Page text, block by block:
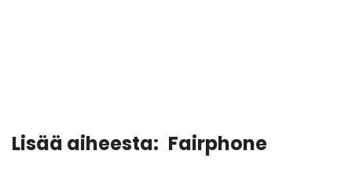
Lisää aiheesta: Fairphone